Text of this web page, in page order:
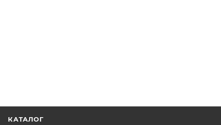
КАТАЛОГ